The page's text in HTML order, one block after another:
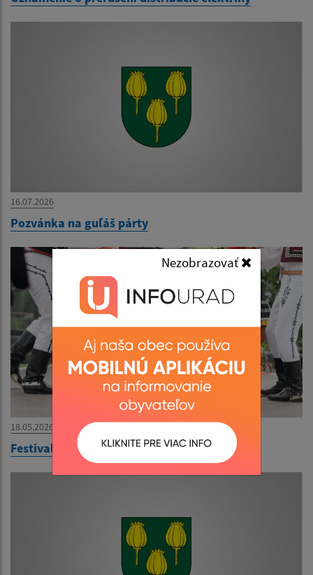
Nezobrazovať
16.07.2026
Pozvánka na guľáš párty
18.05.2026
Festival Miková